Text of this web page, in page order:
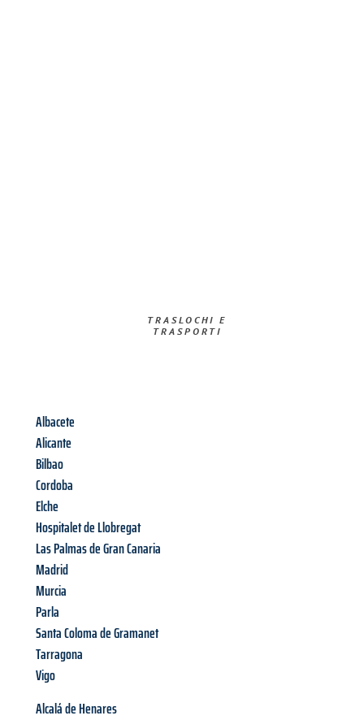
TRASLOCHI E
TRASPORTI​
Albacete
Alicante
Bilbao
Cordoba
Elche
Hospitalet de Llobregat
Las Palmas de Gran Canaria
Madrid
Murcia
Parla
Santa Coloma de Gramanet
Tarragona
Vigo
Alcalá de Henares